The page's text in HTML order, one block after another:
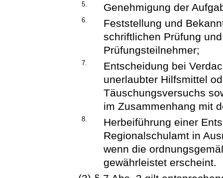
5. Genehmigung der
6.
Feststellung und
schriftlichen Prüfung
Prüfungsteilnehmer;
7.
Entscheidung bei
unerlaubter Hilfsmittel
Täuschungsversuchs
im Zusammenhang mit
8.
Herbeiführung einer
Regionalschulamt in
wenn die
gewährleistet erscheint.